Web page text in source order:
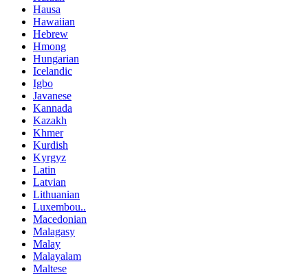
Hausa
Hawaiian
Hebrew
Hmong
Hungarian
Icelandic
Igbo
Javanese
Kannada
Kazakh
Khmer
Kurdish
Kyrgyz
Latin
Latvian
Lithuanian
Luxembou..
Macedonian
Malagasy
Malay
Malayalam
Maltese